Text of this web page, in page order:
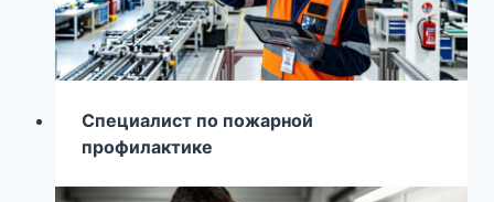
Специалист по пожарной
профилактике